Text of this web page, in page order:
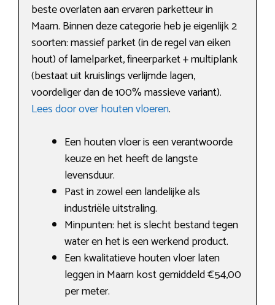
beste overlaten aan ervaren parketteur in
Maarn. Binnen deze categorie heb je eigenlijk 2
soorten: massief parket (in de regel van eiken
hout) of lamelparket, fineerparket + multiplank
(bestaat uit kruislings verlijmde lagen,
voordeliger dan de 100% massieve variant).
Lees door over houten vloeren.
Een houten vloer is een verantwoorde
keuze en het heeft de langste
levensduur.
Past in zowel een landelijke als
industriële uitstraling.
Minpunten: het is slecht bestand tegen
water en het is een werkend product.
Een kwalitatieve houten vloer laten
leggen in Maarn kost gemiddeld €54,00
per meter.